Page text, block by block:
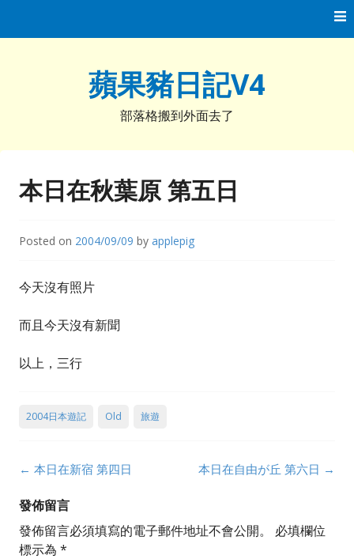
蘋果豬日記V4
部落格搬到外面去了
本日在秋葉原 第五日
Posted on 2004/09/09 by applepig
今天沒有照片
而且今天沒有新聞
以上，三行
2004日本遊記 Old 旅遊
Post
← 本日在新宿 第四日 本日在自由が丘 第六日 →
發佈留言
發佈留言必須填寫的電子郵件地址不會公開。
必填欄位
標示為 *